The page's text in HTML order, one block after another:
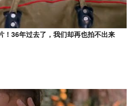
！36年过去了，我们却再也拍不出来